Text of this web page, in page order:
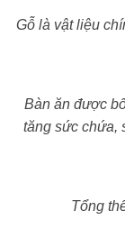
Gỗ là vật liệu
Bàn ăn được
tăng sức chứa,
Tổng